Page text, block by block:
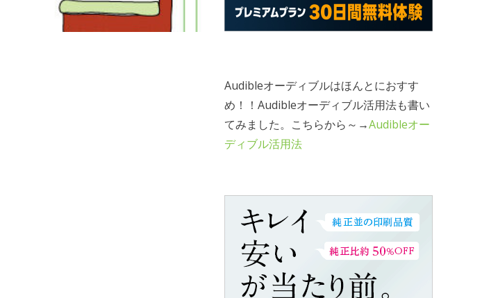
Audibleオーディブルはほんとにおすす
め！！Audibleオーディブル活用法も書い
てみました。こちらから～→Audibleオー
ディブル活用法